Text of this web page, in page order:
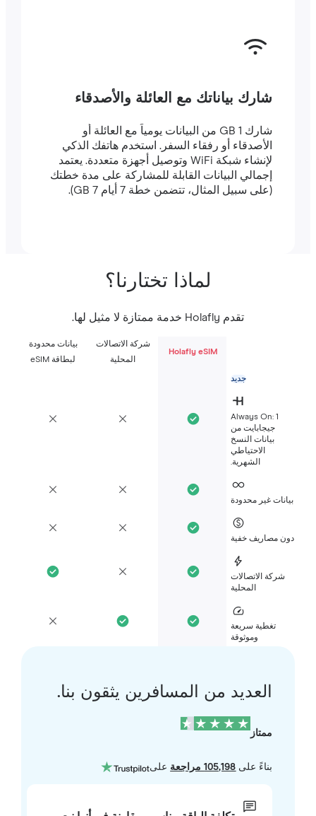
شارك بياناتك مع العائلة والأصدقاء
شارك 1 GB من البيانات يومياً مع العائلة أو
الأصدقاء أو رفقاء السفر. استخدم هاتفك الذكي
لإنشاء شبكة WiFi وتوصيل أجهزة متعددة. يعتمد
إجمالي البيانات القابلة للمشاركة على مدة خطتك
(على سبيل المثال، تتضمن خطة 7 أيام 7 GB).
لماذا تختارنا؟
Holafly eSIM
شركة الاتصالات
بيانات محدودة
Always On: 1
جيجابايت من
بيانات النسخ
الاحتياطي
غير محدودة
مصاريف خفية
شركة الاتصالات
تغطية سريعة
العديد من المسافرين يثقون بنا.
بناءً على105,198 مراجعة على